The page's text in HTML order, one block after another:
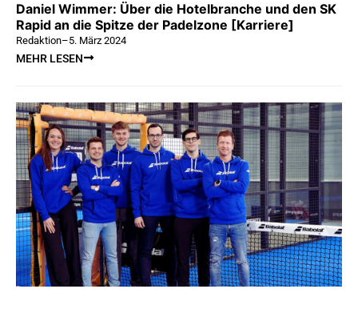
Daniel Wimmer: Über die Hotelbranche und den SK
Rapid an die Spitze der Padelzone [Karriere]
Redaktion–5. März 2024
MEHR LESEN